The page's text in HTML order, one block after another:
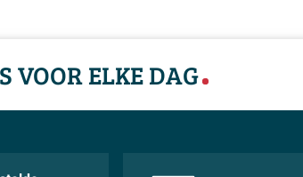
VOOR ELKE DAG